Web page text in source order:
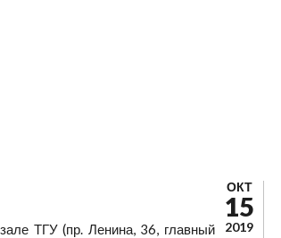
ТГУ (пр. Ленина, 36, главный
ОКТ
15
2019